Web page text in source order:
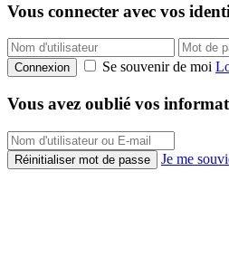
Vous connecter avec vos
Connexion Se souvenir de moi
Vous avez oublié vos
Réinitialiser mot de passe Je me